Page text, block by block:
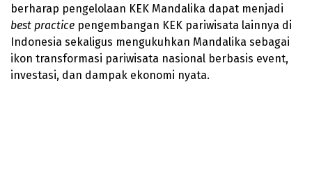
berharap pengelolaan KEK Mandalika dapat menjadi
best practice pengembangan KEK pariwisata lainnya di
Indonesia sekaligus mengukuhkan Mandalika sebagai
ikon transformasi pariwisata nasional berbasis event,
investasi, dan dampak ekonomi nyata.